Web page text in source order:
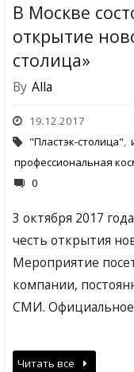
В Москве
открытие
столица»
By Alla
19.12.2017
"Пластэк-столица",
профессиональная
0
3 октября 2017
честь открытия
Мероприятие
компании,
СМИ. Официальное
Читать все